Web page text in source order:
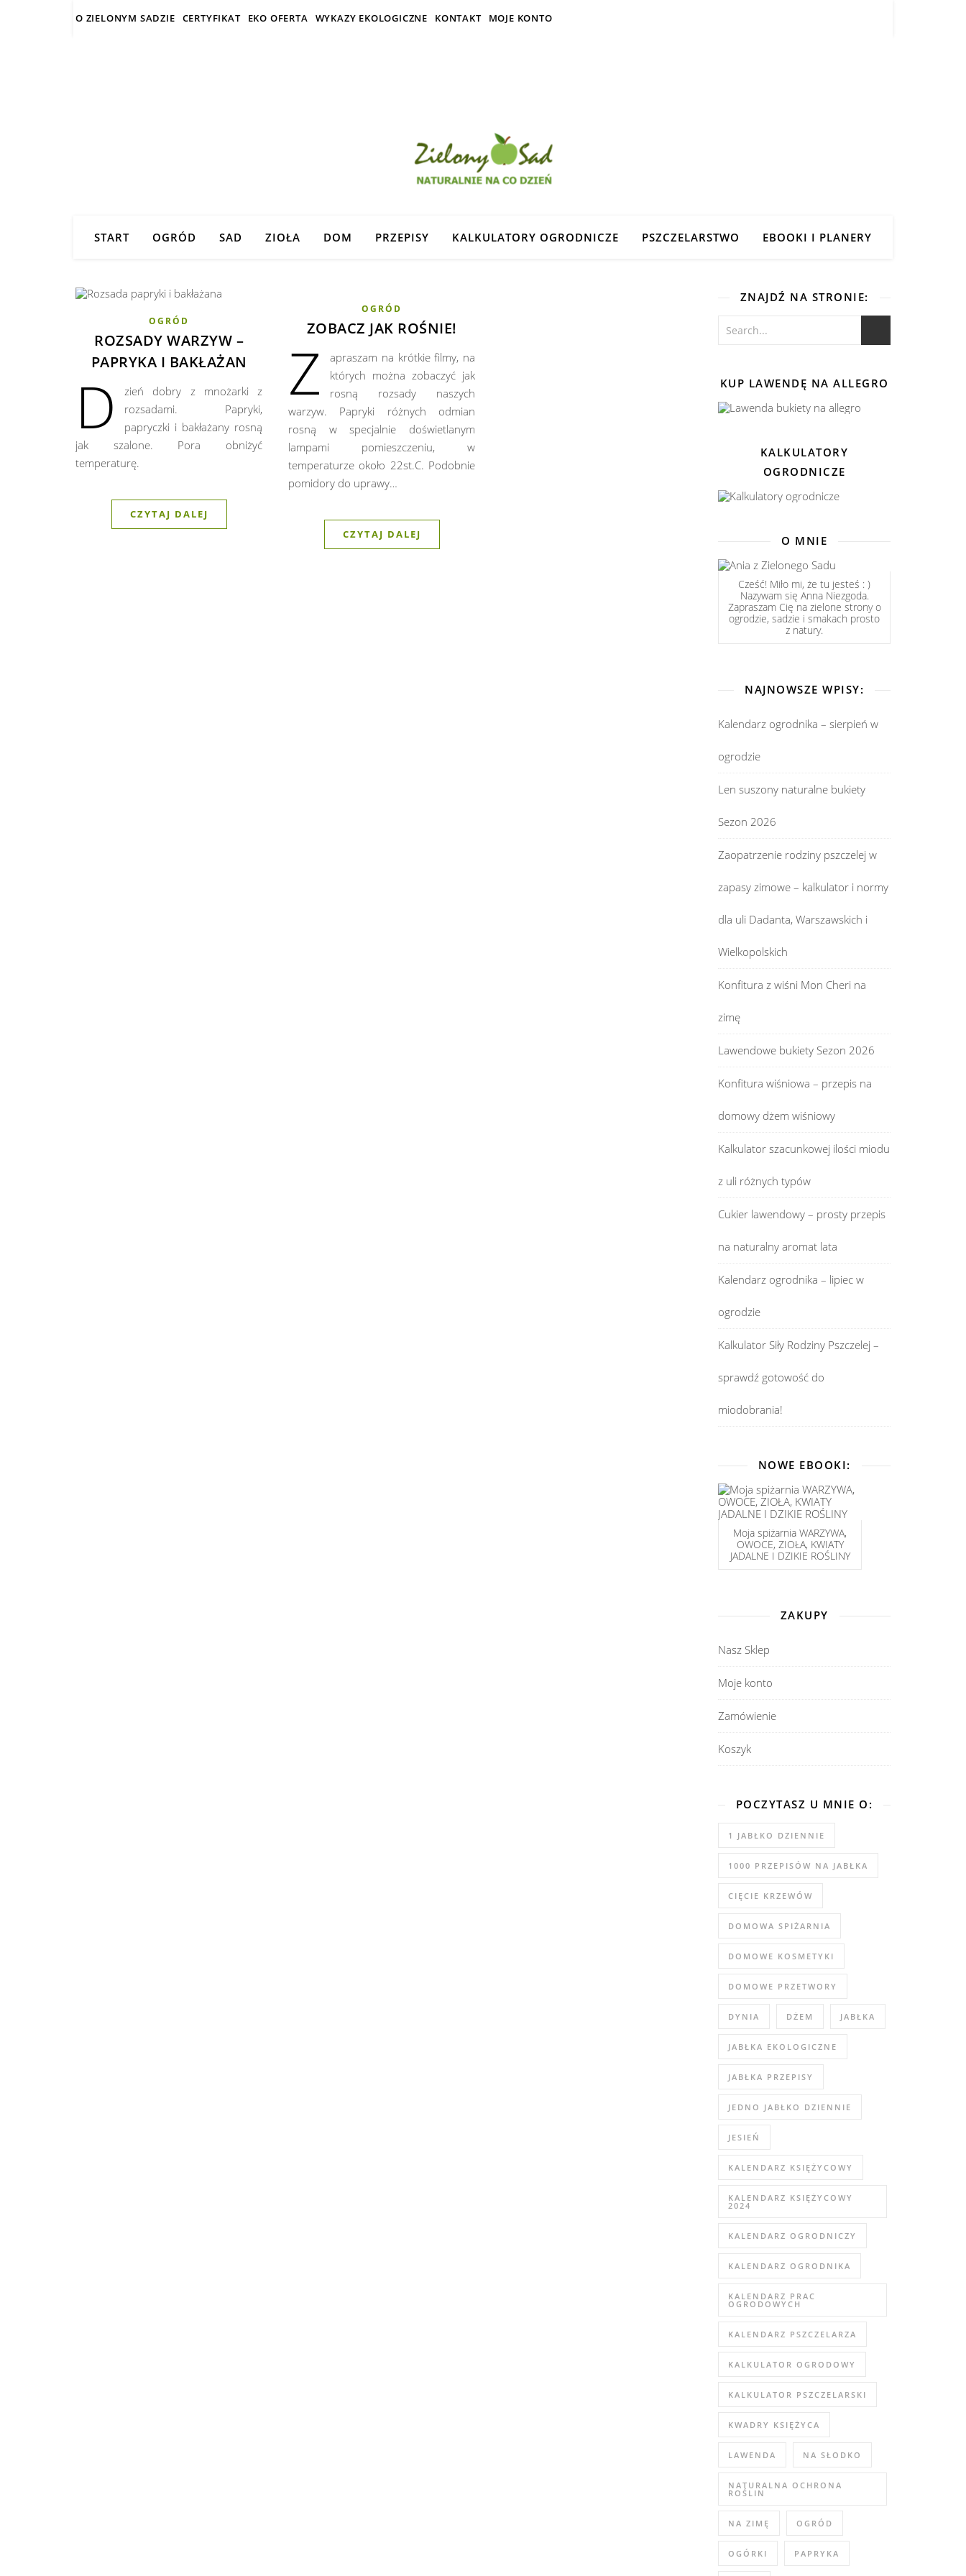
O ZIELONYM SADZIE CERTYFIKAT EKO OFERTA WYKAZY EKOLOGICZNE KONTAKT MOJE KONTO
START OGRÓD SAD ZIOŁA DOM PRZEPISY KALKULATORY OGRODNICZE PSZCZELARSTWO EBOOKI I PLANERY
OGRÓD
ROZSADY WARZYW –
PAPRYKA I BAKŁAŻAN
D
zień dobry z mnożarki z
rozsadami. Papryki,
papryczki i bakłażany rosną
jak szalone. Pora obniżyć
temperaturę.
CZYTAJ DALEJ
OGRÓD
ZOBACZ JAK ROŚNIE!
Z
apraszam na krótkie filmy, na
których można zobaczyć jak
rosną rozsady naszych
warzyw. Papryki różnych odmian
rosną w specjalnie doświetlanym
lampami pomieszczeniu, w
temperaturze około 22st.C. Podobnie
pomidory do uprawy…
CZYTAJ DALEJ
ZNAJDŹ NA STRONIE:
KUP LAWENDĘ NA ALLEGRO
KALKULATORY
OGRODNICZE
O MNIE
Cześć! Miło mi, że tu jesteś : )
Nazywam się Anna Niezgoda.
Zapraszam Cię na zielone strony o
ogrodzie, sadzie i smakach prosto
z natury.
NAJNOWSZE WPISY:
Kalendarz ogrodnika – sierpień w
ogrodzie
Len suszony naturalne bukiety
Sezon 2026
Zaopatrzenie rodziny pszczelej w
zapasy zimowe – kalkulator i normy
dla uli Dadanta, Warszawskich i
Wielkopolskich
Konfitura z wiśni Mon Cheri na
zimę
Lawendowe bukiety Sezon 2026
Konfitura wiśniowa – przepis na
domowy dżem wiśniowy
Kalkulator szacunkowej ilości miodu
z uli różnych typów
Cukier lawendowy – prosty przepis
na naturalny aromat lata
Kalendarz ogrodnika – lipiec w
ogrodzie
Kalkulator Siły Rodziny Pszczelej –
sprawdź gotowość do
miodobrania!
NOWE EBOOKI:
Moja spiżarnia WARZYWA,
OWOCE, ZIOŁA, KWIATY
JADALNE I DZIKIE ROŚLINY
ZAKUPY
Nasz Sklep
Moje konto
Zamówienie
Koszyk
POCZYTASZ U MNIE O:
1 JABŁKO DZIENNIE
1000 PRZEPISÓW NA JABŁKA
CIĘCIE KRZEWÓW
DOMOWA SPIŻARNIA
DOMOWE KOSMETYKI
DOMOWE PRZETWORY
DYNIA DŻEM JABŁKA
JABŁKA EKOLOGICZNE
JABŁKA PRZEPISY
JEDNO JABŁKO DZIENNIE
JESIEŃ
KALENDARZ KSIĘŻYCOWY
KALENDARZ KSIĘŻYCOWY
2024
KALENDARZ OGRODNICZY
KALENDARZ OGRODNIKA
KALENDARZ PRAC
OGRODOWYCH
KALENDARZ PSZCZELARZA
KALKULATOR OGRODOWY
KALKULATOR PSZCZELARSKI
KWADRY KSIĘŻYCA
LAWENDA NA SŁODKO
NATURALNA OCHRONA
ROŚLIN
NA ZIMĘ OGRÓD
OGÓRKI PAPRYKA